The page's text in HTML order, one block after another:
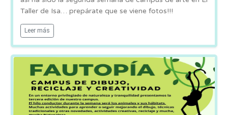
Taller de Isa… prepárate que se viene fotos!!!
Leer más